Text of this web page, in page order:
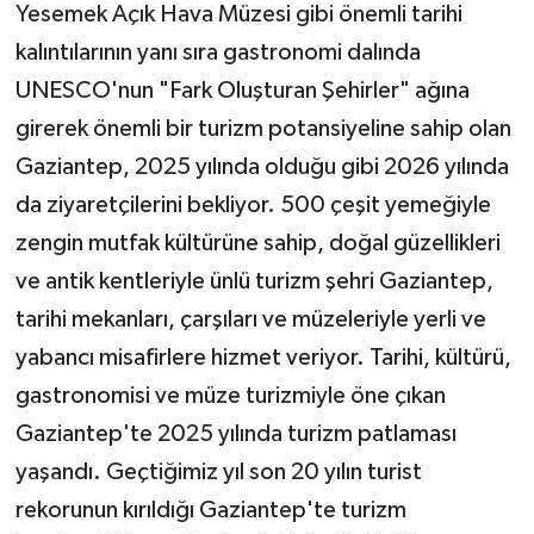
Yesemek Açık Hava Müzesi gibi önemli tarihi
kalıntılarının yanı sıra gastronomi dalında
UNESCO'nun "Fark Oluşturan Şehirler" ağına
girerek önemli bir turizm potansiyeline sahip olan
Gaziantep, 2025 yılında olduğu gibi 2026 yılında
da ziyaretçilerini bekliyor. 500 çeşit yemeğiyle
zengin mutfak kültürüne sahip, doğal güzellikleri
ve antik kentleriyle ünlü turizm şehri Gaziantep,
tarihi mekanları, çarşıları ve müzeleriyle yerli ve
yabancı misafirlere hizmet veriyor. Tarihi, kültürü,
gastronomisi ve müze turizmiyle öne çıkan
Gaziantep'te 2025 yılında turizm patlaması
yaşandı. Geçtiğimiz yıl son 20 yılın turist
rekorunun kırıldığı Gaziantep'te turizm